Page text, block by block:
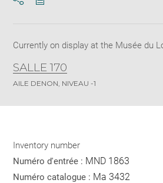
Currently on display at the Musée du
SALLE 170
AILE DENON, NIVEAU -1
Inventory number
Numéro d'entrée : MND 1863
Numéro catalogue : Ma 3432